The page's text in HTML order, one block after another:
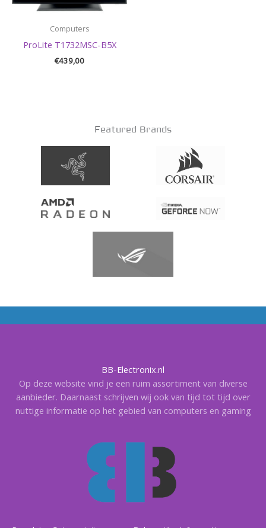
Computers
ProLite T1732MSC-B5X
€439,00
Featured Brands
BB-Electronix.nl
Op deze website vind je een ruim assortiment van diverse
aanbieder. Daarnaast schrijven wij ook van tijd tot tijd over
nuttige informatie op het gebied van computers en gaming